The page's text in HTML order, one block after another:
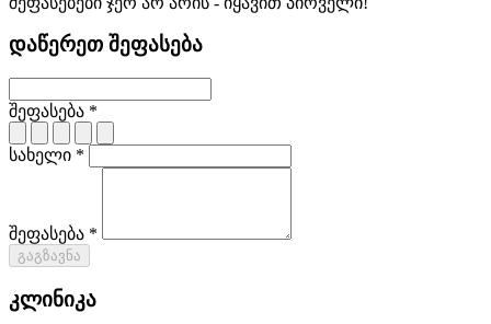
დაწერეთ შეფასება
შეფასება *
სახელი *
შეფასება *
გაგზავნა
კლინიკა